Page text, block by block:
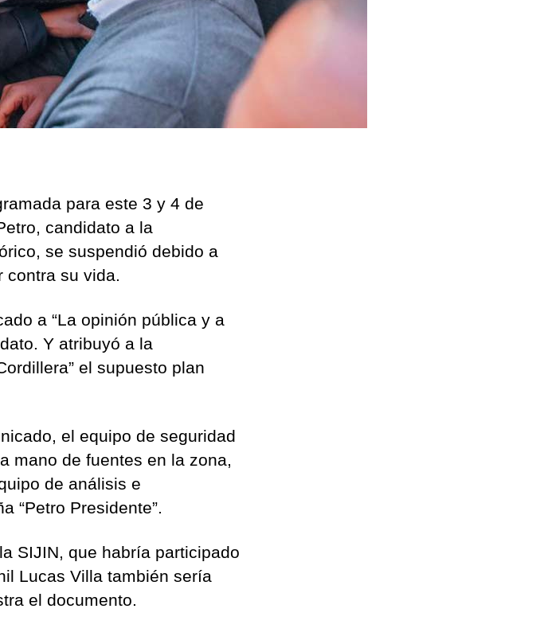
para este 3 y 4 de
candidato a la
se suspendió debido a
su vida.
a “La opinión pública y a
Y atribuyó a la
el supuesto plan
el equipo de seguridad
mano de fuentes en la zona,
de análisis e
“Petro Presidente”.
SIJIN, que habría participado
Lucas Villa también sería
el documento.